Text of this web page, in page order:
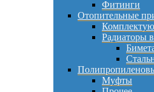
Фитинги
Отопительные
Радиаторы
Муфты